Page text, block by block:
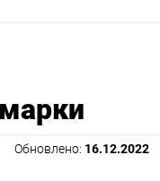
Обновлено: 16.12.2022